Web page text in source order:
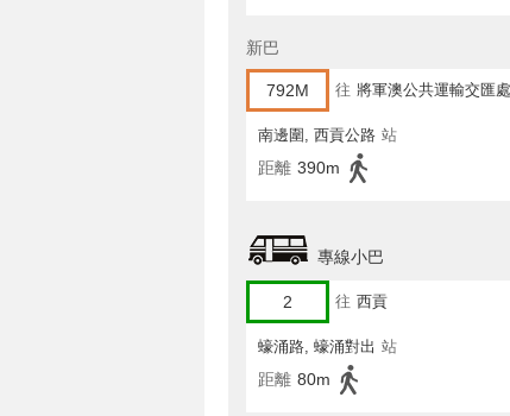
新巴
792M 往 將軍澳公共運輸交匯處
南邊圍, 西貢公路 站
距離 390m
專線小巴
2 往 西貢
蠔涌路, 蠔涌對出 站
距離 80m